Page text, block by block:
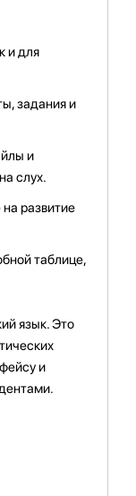
и для
задания и
и
слух.
развитие
таблице,
язык. Это
и